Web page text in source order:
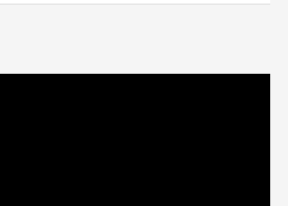
fekete, matt fehér, szálcsiszolt